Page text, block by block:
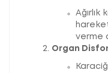
Ağırlık
verme
Organ